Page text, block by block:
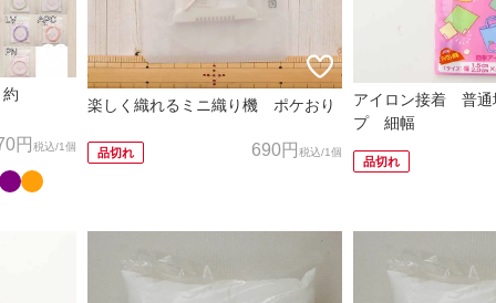
円 税込/1個
楽しく織れるミニ織り機 ポケおり
品切れ 690円 税込/1個
アイロン接着 普通
プ 細幅
品切れ